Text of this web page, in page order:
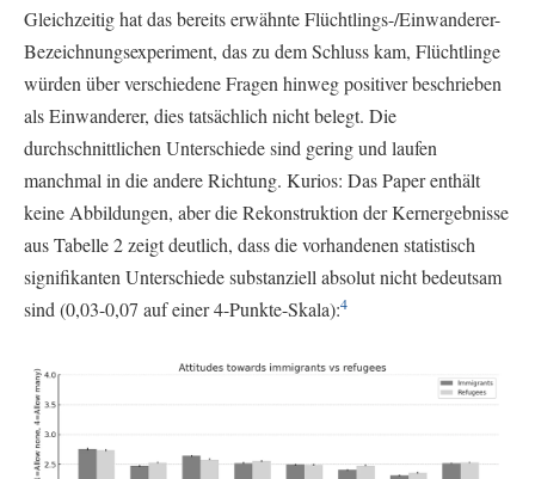
Gleichzeitig hat das bereits erwähnte Flüchtlings-/Einwanderer-
Bezeichnungsexperiment, das zu dem Schluss kam, Flüchtlinge
würden über verschiedene Fragen hinweg positiver beschrieben
als Einwanderer, dies tatsächlich nicht belegt. Die
durchschnittlichen Unterschiede sind gering und laufen
manchmal in die andere Richtung. Kurios: Das Paper enthält
keine Abbildungen, aber die Rekonstruktion der Kernergebnisse
aus Tabelle 2 zeigt deutlich, dass die vorhandenen statistisch
signifikanten Unterschiede substanziell absolut nicht bedeutsam
sind (0,03-0,07 auf einer 4-Punkte-Skala):4